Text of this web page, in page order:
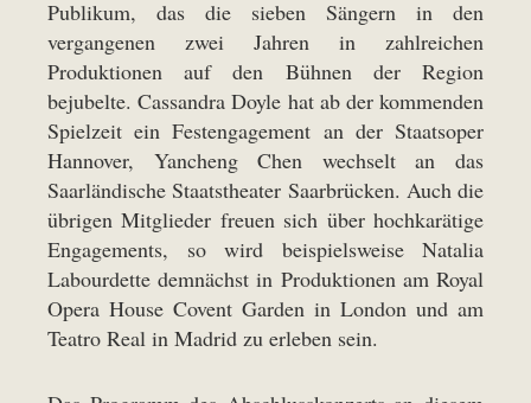
Publikum, das die sieben Sängern in den
vergangenen zwei Jahren in zahlreichen
Produktionen auf den Bühnen der Region
bejubelte. Cassandra Doyle hat ab der kommenden
Spielzeit ein Festengagement an der Staatsoper
Hannover, Yancheng Chen wechselt an das
Saarländische Staatstheater Saarbrücken. Auch die
übrigen Mitglieder freuen sich über hochkarätige
Engagements, so wird beispielsweise Natalia
Labourdette demnächst in Produktionen am Royal
Opera House Covent Garden in London und am
Teatro Real in Madrid zu erleben sein.